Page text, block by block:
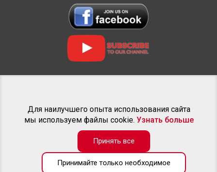
В каталоге товаров доступна только часть от предлагаемых
нами товаров. Если не можете найти желаемый обвес для
Для наилучшего опыта использования сайта
мы используем файлы cookie.Узнать больше
Принять все
Принимайте только необходимое